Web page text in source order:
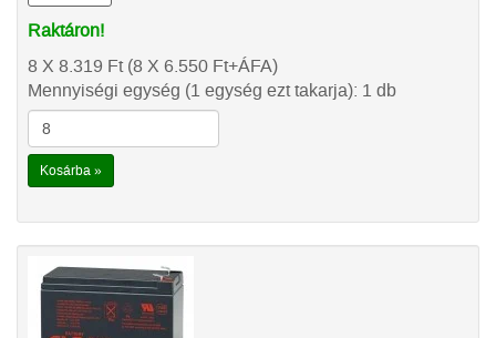
Raktáron!
8 X 8.319 Ft(8 X 6.550 Ft+ÁFA)
Mennyiségi egység (1 egység ezt takarja): 1 db
Kosárba »